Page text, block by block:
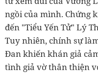
ngồi của mình. Chứng
đến "Tiểu Yến Tử" Lý
Tuy nhiên, chính sự
Đan khiến khán giả
tình giả vờ thân thiện